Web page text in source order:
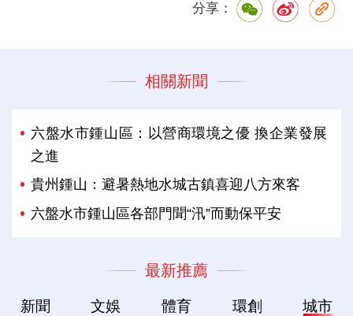
分享：
相關新聞
六盤水市鍾山區：以營商環境之優 換企業發展
之進
貴州鍾山：避暑熱地水城古鎮喜迎八方來客
六盤水市鍾山區各部門聞“汛”而動保平安
最新推薦
新聞 文娛 體育 環創 城市